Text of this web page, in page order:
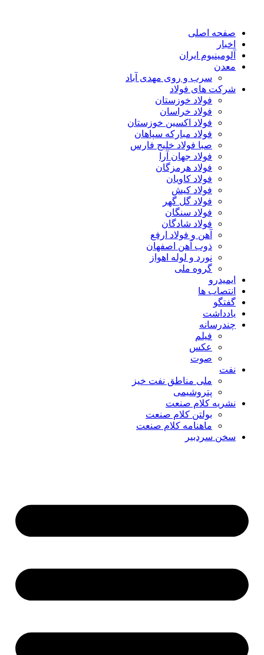
صفحه اصلی
اخبار
آلومینیوم ایران
معدن
سرب و روی مهدی آباد
شرکت های فولاد
فولاد خوزستان
فولاد خراسان
فولاد اکسین خوزستان
فولاد مبارکه سپاهان
صبا فولاد خلیج فارس
فولاد جهان آرا
فولاد هرمزگان
فولاد کاویان
فولاد کیش
فولاد گل گهر
فولاد سنگان
فولاد شادگان
آهن و فولاد ارفع
ذوب آهن اصفهان
نورد و لوله اهواز
گروه ملی
ایمیدرو
انتصاب ها
گفتگو
یادداشت
چندرسانه
فیلم
عکس
صوت
نفت
ملی مناطق نفت خیز
پتروشیمی
نشریه کلام صنعت
بولتن کلام صنعت
ماهنامه کلام صنعت
سخن سردبیر